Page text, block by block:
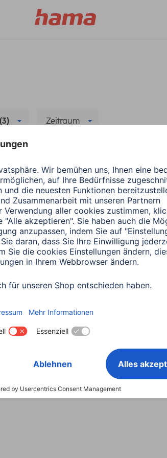
(3) Zeitraum
Land wählen
Konformitätserklärungen